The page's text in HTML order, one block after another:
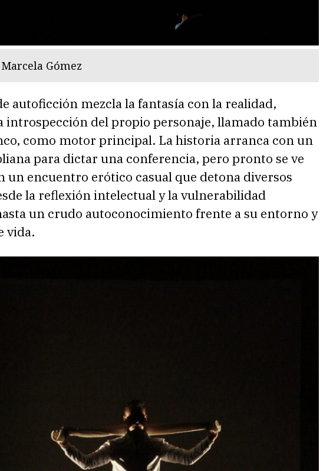
Gómez
autoficción mezcla la fantasía con la realidad,
introspección del propio personaje, llamado también
como motor principal. La historia arranca con un
para dictar una conferencia, pero pronto se ve
un encuentro erótico casual que detona diversos
la reflexión intelectual y la vulnerabilidad
un crudo autoconocimiento frente a su entorno y
vida.